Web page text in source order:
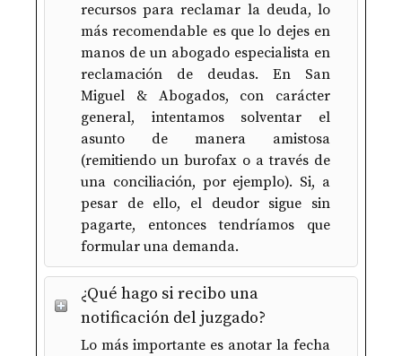
recursos para reclamar la deuda, lo
más recomendable es que lo dejes en
manos de un abogado especialista en
reclamación de deudas. En San
Miguel & Abogados, con carácter
general, intentamos solventar el
asunto de manera amistosa
(remitiendo un burofax o a través de
una conciliación, por ejemplo). Si, a
pesar de ello, el deudor sigue sin
pagarte, entonces tendríamos que
formular una demanda.
¿Qué hago si recibo una
notificación del juzgado?
Lo más importante es anotar la fecha